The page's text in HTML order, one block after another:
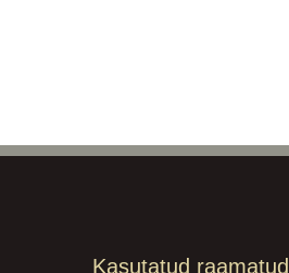
Kasutatud raamatud